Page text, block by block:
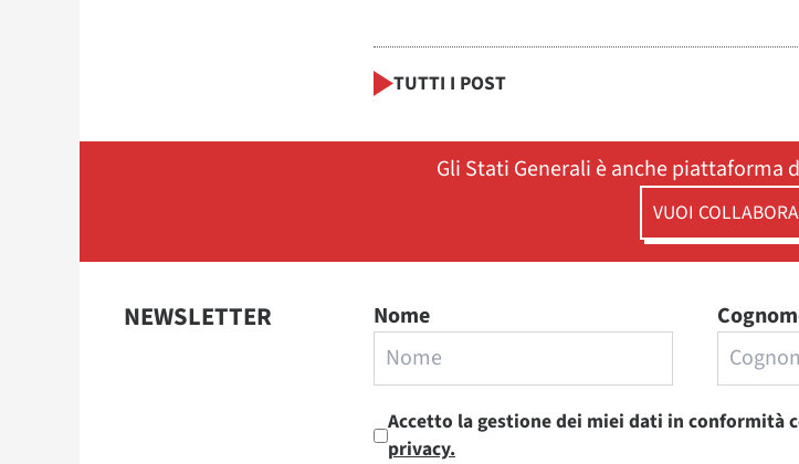
TUTTI I POST
Gli Stati Generali è anche
VUOI
NEWSLETTER Nome
Accetto la gestione dei miei dati in conformità
privacy.